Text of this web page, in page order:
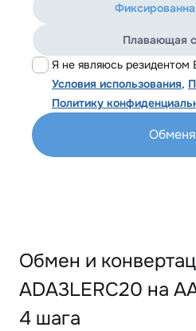
Я не являюсь
Условия использования,
Политику
Плавающая
Обмен и
ADA3LERC20 на
4 шага